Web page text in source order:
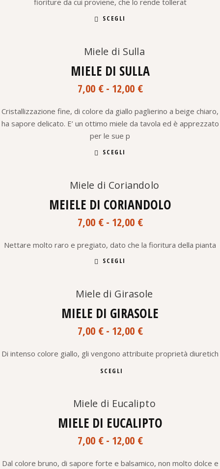
a
fioriture da cui proviene, che lo rende tollerat
SCEGLI
varianti.
Le
opzioni
possono
essere
scelte
pagina
del
prodotto
Aggiungi alla lista dei desideri
MIELE DI SULLA
7,00 € - 12,00 €Fascia
di
prezzo:
da
7,00 €
Cristallizzazione fine, di colore da giallo paglierino a beige chiaro,
ha sapore delicato. E’ un ottimo miele da tavola ed è apprezzato
per le sue p
SCEGLI
varianti.
Le
opzioni
possono
essere
scelte
pagina
Aggiungi alla lista dei desideri
MEIELE DI CORIANDOLO
7,00 € - 12,00 €Fascia
di
prezzo:
da
Nettare molto raro e pregiato, dato che la fioritura della pianta
SCEGLI
varianti.
Le
opzioni
possono
essere
scelte
pagina
Aggiungi alla lista dei desideri
MIELE DI GIRASOLE
7,00 € - 12,00 €Fascia
di
prezzo:
da
Di intenso colore giallo, gli vengono attribuite proprietà diuretich
SCEGLI
varianti.
Le
opzioni
possono
essere
scelte
pagina
Aggiungi alla lista dei desideri
MIELE DI EUCALIPTO
7,00 € - 12,00 €Fascia
di
prezzo:
Dal colore bruno, di sapore forte e balsamico, non molto dolce e